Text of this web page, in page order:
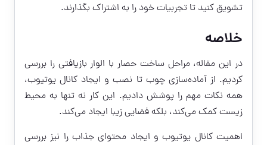
تشویق کنید تا تجربیات خود را به اشتراک بگذارند.
خلاصه
در این مقاله، مراحل ساخت حصار با الوار بازیافتی را بررسی
کردیم. از آماده‌سازی چوب تا نصب و ایجاد کانال یوتیوب،
همه نکات مهم را پوشش دادیم. این کار نه تنها به محیط
زیست کمک می‌کند، بلکه فضایی زیبا ایجاد می‌کند.
اهمیت کانال یوتیوب و ایجاد محتوای جذاب را نیز بررسی